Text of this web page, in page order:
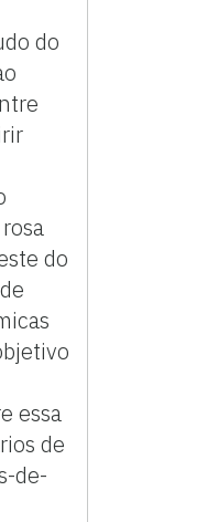
do
do
essa
de
de-